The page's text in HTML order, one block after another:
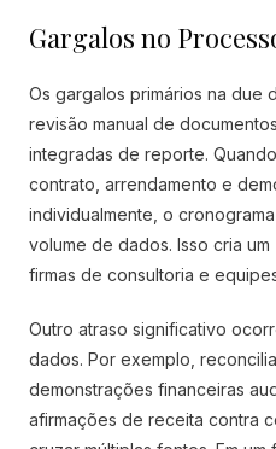
Gargalos no
Os gargalos primários na due
revisão manual de
integradas de reporte.
contrato, arrendamento e
individualmente, o
volume de dados. Isso cria
firmas de consultoria e
Outro atraso significativo
dados. Por exemplo,
demonstrações financeiras
afirmações de receita contra